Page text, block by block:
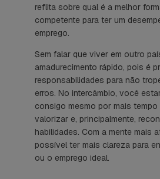
reflita sobre qual é a melhor
competente para ter um
emprego.
Sem falar que viver em outro
amadurecimento rápido, pois é
responsabilidades para não
erros. No intercâmbio, você
consigo mesmo por mais tempo
valorizar e, principalmente,
habilidades. Com a mente mais
possível ter mais clareza para
ou o emprego ideal.